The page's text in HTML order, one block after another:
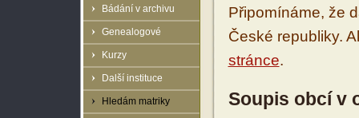
Bádání v archivu
Genealogové
Kurzy
Další instituce
Hledám matriky
Připomínáme, že
České republiky.
stránce.
Soupis obcí v